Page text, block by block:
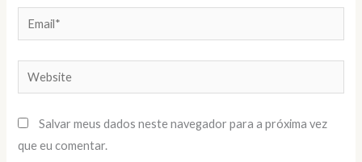
Email*
Website
Salvar meus dados neste navegador para a próxima vez
que eu comentar.